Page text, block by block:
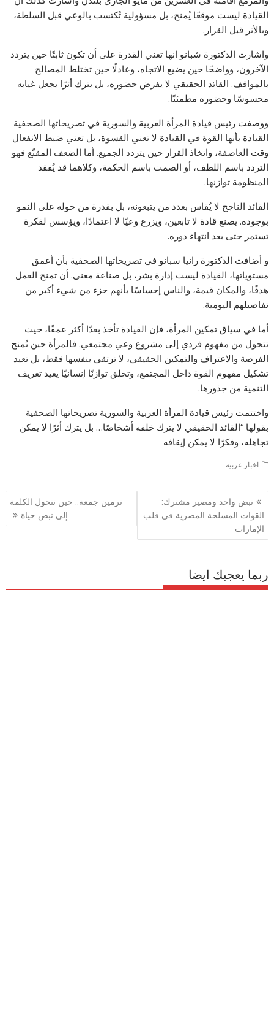
القيادة ليست موقعًا يُمنح، بل مسؤولية تُكتسب بالوعي قبل السلطة،
وبالأثر قبل القرار.
واشارت الدكتورة شبانو انها تعني القدرة على أن تكون ثابتًا حين يتردد
الآخرون، وواضحًا حين يضيع الاتجاه، وعادلًا حين تختلط المصالح
بالمواقف. القائد الحقيقي لا يفرض حضوره، بل يترك أثرًا يجعل غيابه
محسوسًا وحضوره مطمئنًا.
ووصفت رئيس قيادة المرأة العربية والسورية في تصريحاتها الصحفية
القيادة بأنها القوة في القيادة لا تعني القسوة، بل تعني ضبط الانفعال
وقت العاصفة، واتخاذ القرار حين يتردد الجميع. أما الضعف المقنّع فهو
التردد باسم اللطف، أو الصمت باسم الحكمة، وكلاهما قد يُفقد
المنظومة توازنها.
القائد الناجح لا يُقاس بعدد من يتبعونه، بل بقدرة من حوله على النمو
بوجوده. يصنع قادة لا تابعين، ويزرع وعيًا لا اعتمادًا، ويؤسس لفكرة
تستمر حتى بعد انتهاء دوره.
و أضافت الدكتورة رانيا سبانو في تصريحاتها الصحفية بأن أعمق
مستوياتها، القيادة ليست إدارة بشر، بل صناعة معنى. أن تمنح العمل
هدفًا، والمكان قيمة، والناس إحساسًا بأنهم جزء من شيء أكبر من
تفاصيلهم اليومية.
أما في سياق تمكين المرأة، فإن القيادة تأخذ بعدًا أكثر عمقًا، حيث
تتحول من مفهوم فردي إلى مشروع وعي مجتمعي. فالمرأة حين تُمنح
الفرصة والاعتراف والتمكين الحقيقي، لا ترتقي بنفسها فقط، بل تعيد
تشكيل مفهوم القوة داخل المجتمع، وتخلق توازنًا إنسانيًا يعيد تعريف
التنمية من جذورها.
واختتمت رئيس قيادة المرأة العربية والسورية تصريحاتها الصحفية
بقولها “القائد الحقيقي لا يترك خلفه أشخاصًا… بل يترك أثرًا لا يمكن
تجاهله، وفكرًا لا يمكن إيقافه
اخبار عربية
تصفّح
المقالات
نبض واحد ومصير مشترك:
القوات المسلحة المصرية في قلب
الإمارات
نرمين جمعة.. حين تتحول الكلمة
إلى نبض حياة
ربما يعجبك ايضا